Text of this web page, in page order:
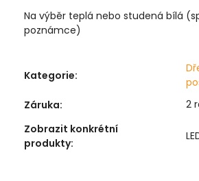
Na výběr teplá nebo studená bílá
poznámce)
Kategorie:
Záruka:
2
Zobrazit konkrétní
produkty: